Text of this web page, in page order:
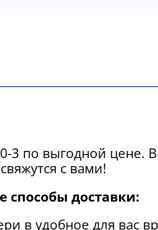
3 по выгодной
с вами!
доставки:
в удобное для вас